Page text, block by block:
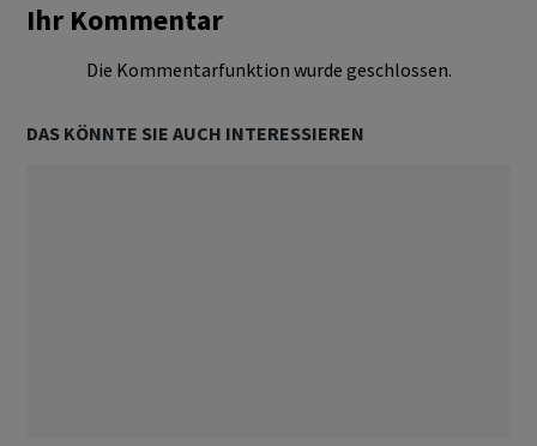
Ihr Kommentar
Die Kommentarfunktion wurde geschlossen.
DAS KÖNNTE SIE AUCH INTERESSIEREN